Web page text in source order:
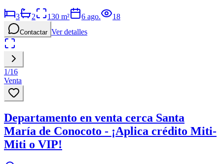
3 2 130 m² 6 ago. 18
Contactar Ver detalles
1/16
Venta
Departamento en venta cerca Santa
María de Conocoto - ¡Aplica crédito Miti-
Miti o VIP!